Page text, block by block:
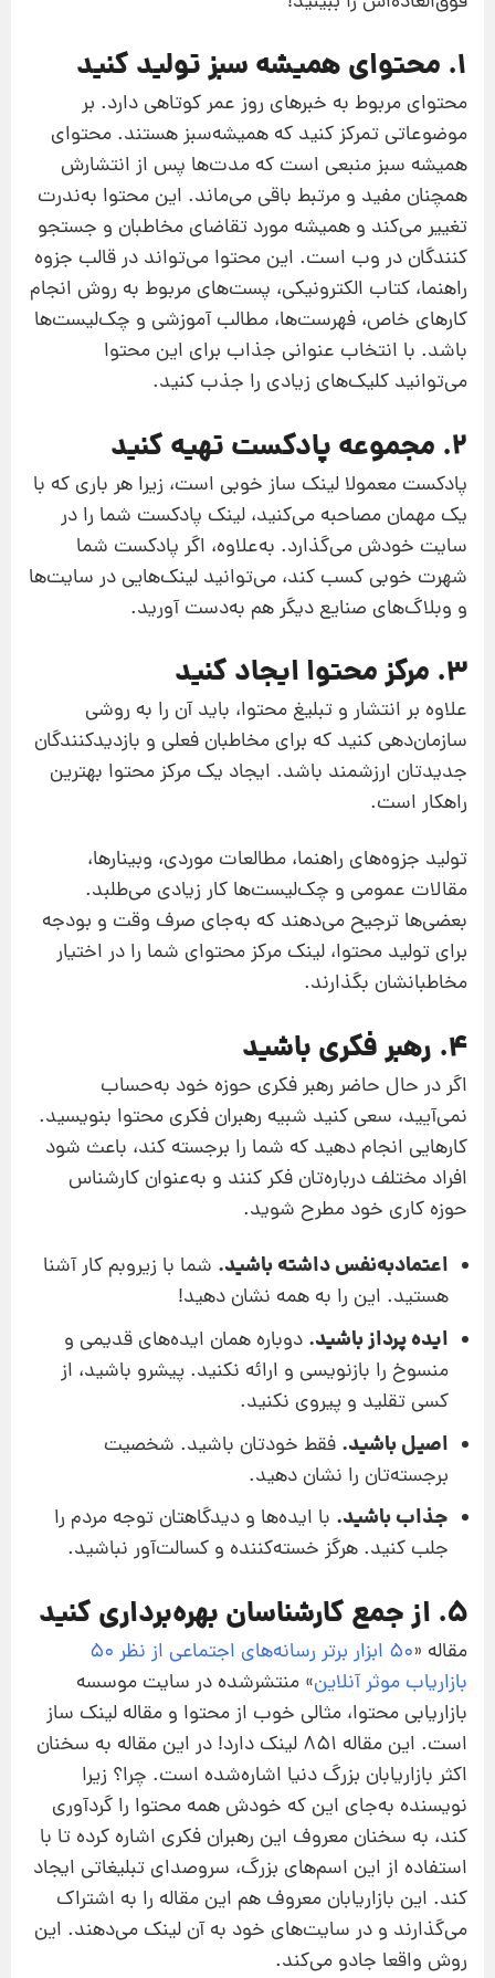
1. محتوای همیشه سبز تولید کنید
محتوای مربوط به خبرهای روز عمر کوتاهی دارد. بر
موضوعاتی تمرکز کنید که همیشه‌سبز هستند. محتوای
همیشه سبز منبعی است که مدت‌ها پس از انتشارش
همچنان مفید و مرتبط باقی می‌ماند. این محتوا به‌ندرت
تغییر می‌کند و همیشه مورد تقاضای مخاطبان و جستجو
کنندگان در وب است. این محتوا می‌تواند در قالب جزوه
راهنما، کتاب الکترونیکی، پست‌های مربوط به روش انجام
کارهای خاص، فهرست‌ها، مطالب آموزشی و چک‌لیست‌ها
باشد. با انتخاب عنوانی جذاب برای این محتوا
می‌توانید کلیک‌های زیادی را جذب کنید.
2. مجموعه پادکست تهیه کنید
پادکست معمولا لینک ‌ساز خوبی است، زیرا هر باری که با
یک مهمان مصاحبه می‌کنید، لینک پادکست شما را در
سایت خودش می‌گذارد. به‌علاوه، اگر پادکست شما
شهرت خوبی کسب کند، می‌توانید لینک‌هایی در سایت‌ها
و وبلاگ‌های صنایع دیگر هم به‌دست آورید.
3. مرکز محتوا ایجاد کنید
علاوه بر انتشار و تبلیغ محتوا،‌ باید آن را به روشی
سازمان‌دهی کنید که برای مخاطبان فعلی و بازدیدکنندگان
جدید‌تان ارزشمند باشد. ایجاد یک مرکز محتوا بهترین
راهکار است.
تولید جزوه‌های راهنما، مطالعات موردی، وبینارها،
مقالات عمومی و چک‌لیست‌ها کار زیادی می‌طلبد.
بعضی‌ها ترجیح می‌دهند که به‌جای صرف وقت و بودجه
برای تولید محتوا، لینک مرکز محتوای شما را در اختیار
مخاطبانشان بگذارند.
4. رهبر فکری باشید
اگر در حال حاضر رهبر فکری حوزه خود به‌حساب
نمی‌آیید، سعی کنید شبیه رهبران فکری محتوا بنویسید.
کارهایی انجام دهید که شما را برجسته کند، باعث شود
افراد مختلف درباره‌تان فکر کنند و به‌عنوان کارشناس
حوزه کاری خود مطرح شوید.
اعتمادبه‌نفس داشته باشید. شما با زیروبم کار آشنا
هستید. این را به همه نشان دهید!
ایده‌ پرداز باشید. دوباره همان ایده‌های قدیمی و
منسوخ را بازنویسی و ارائه نکنید. پیشرو باشید، از
کسی تقلید و پیروی نکنید.
اصیل باشید. فقط خودتان باشید. شخصیت
برجسته‌تان را نشان دهید.
جذاب باشید. با ایده‌ها و دیدگاهتان توجه مردم را
جلب کنید. هرگز خسته‌کننده و کسالت‌آور نباشید.
5. از جمع کارشناسان بهره‌برداری کنید
مقاله «
50 ابزار برتر رسانه‌‌های اجتماعی از نظر 50
بازاریاب موثر آنلاین» منتشرشده در سایت موسسه
بازاریابی محتوا، مثالی خوب از محتوا و مقاله‌ لینک ‌ساز
است. این مقاله 851 لینک دارد! در این مقاله به سخنان
اکثر بازاریابان بزرگ دنیا اشاره‌شده است. چرا؟ زیرا
نویسنده به‌جای این که خودش همه محتوا را گردآوری
کند، به سخنان معروف این رهبران فکری اشاره‌ کرده تا با
استفاده از این اسم‌های بزرگ، سروصدای تبلیغاتی ایجاد
کند. این بازاریابان معروف هم این مقاله را به اشتراک
می‌گذارند و در سایت‌های خود به آن لینک می‌دهند. این
روش واقعا جادو می‌کند.